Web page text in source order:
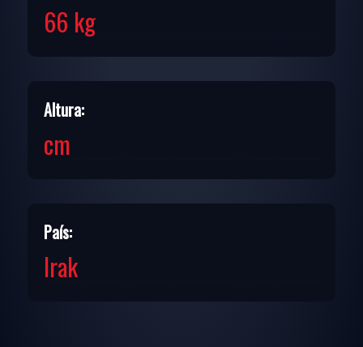
66 kg
Altura:
cm
País:
Irak